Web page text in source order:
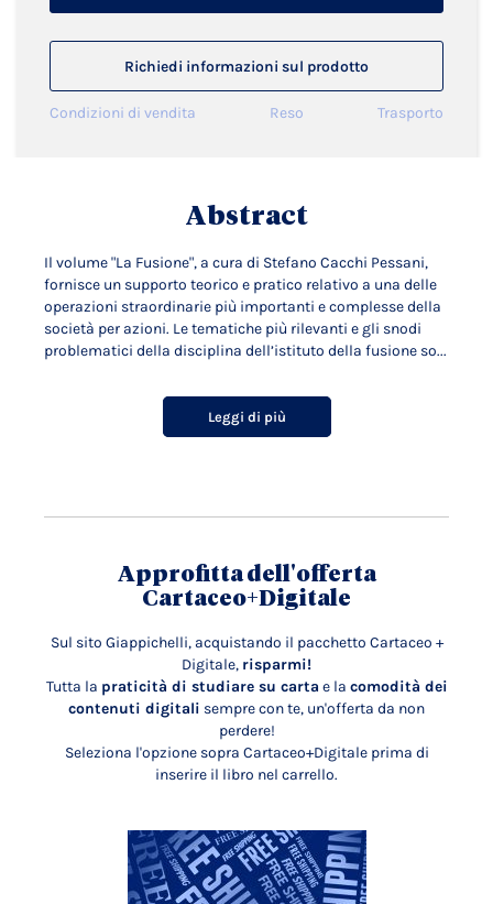
Richiedi informazioni sul prodotto
Condizioni di vendita Reso Trasporto
Abstract
Il volume "La Fusione", a cura di Stefano Cacchi Pessani,
fornisce un supporto teorico e pratico relativo a una delle
operazioni straordinarie più importanti e complesse della
società per azioni. Le tematiche più rilevanti e gli snodi
problematici della disciplina dell’istituto della fusione so...
Leggi di più
Approfitta dell'offerta
Cartaceo+Digitale
Sul sito Giappichelli, acquistando il pacchetto Cartaceo +
Digitale, risparmi!
Tutta la praticità di studiare su carta e la comodità dei
contenuti digitali sempre con te, un'offerta da non
perdere!
Seleziona l'opzione sopra Cartaceo+Digitale prima di
inserire il libro nel carrello.